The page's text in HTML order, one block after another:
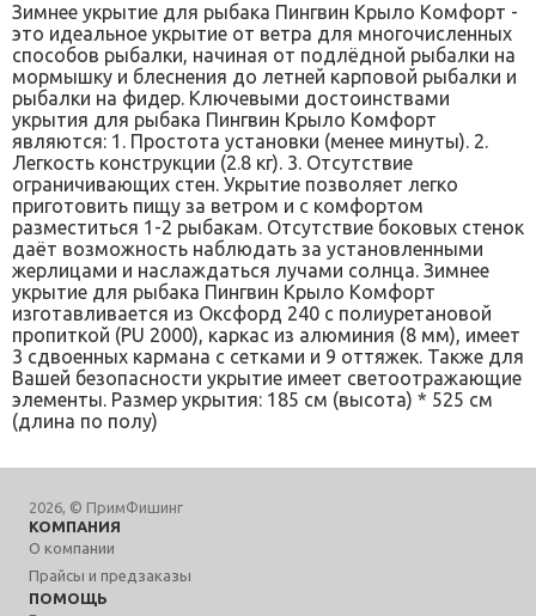
Зимнее укрытие для рыбака Пингвин Крыло Комфорт -
это идеальное укрытие от ветра для многочисленных
способов рыбалки, начиная от подлёдной рыбалки на
мормышку и блеснения до летней карповой рыбалки и
рыбалки на фидер. Ключевыми достоинствами
укрытия для рыбака Пингвин Крыло Комфорт
являются: 1. Простота установки (менее минуты). 2.
Легкость конструкции (2.8 кг). 3. Отсутствие
ограничивающих стен. Укрытие позволяет легко
приготовить пищу за ветром и с комфортом
разместиться 1-2 рыбакам. Отсутствие боковых стенок
даёт возможность наблюдать за установленными
жерлицами и наслаждаться лучами солнца. Зимнее
укрытие для рыбака Пингвин Крыло Комфорт
изготавливается из Оксфорд 240 с полиуретановой
пропиткой (PU 2000), каркас из алюминия (8 мм), имеет
3 сдвоенных кармана с сетками и 9 оттяжек. Также для
Вашей безопасности укрытие имеет светоотражающие
элементы. Размер укрытия: 185 см (высота) * 525 см
(длина по полу)
2026, © ПримФишинг
КОМПАНИЯ
О компании
Прайсы и предзаказы
ПОМОЩЬ